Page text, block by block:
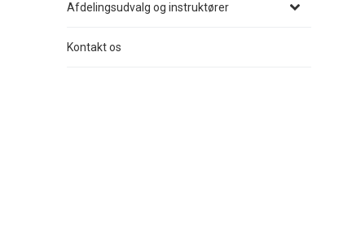
Afdelingsudvalg og instruktører
Kontakt os